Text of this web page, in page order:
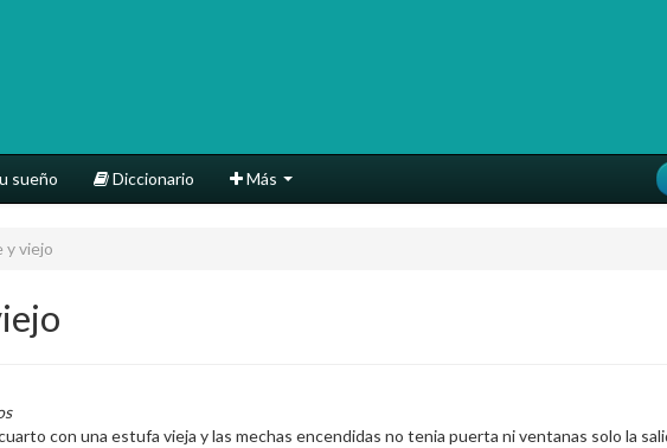
sueño Diccionario Más
y viejo
con una estufa vieja y las mechas encendidas no tenia puerta ni ventanas solo la